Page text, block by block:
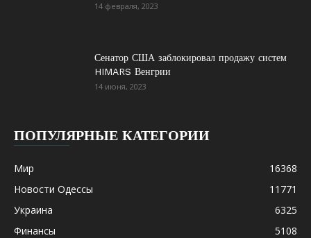
14 февраля, 2023
Сенатор США заблокировал продажу систем
HIMARS Венгрии
14 июня, 2023
ПОПУЛЯРНЫЕ КАТЕГОРИИ
Мир
16368
Новости Одессы
11771
Украина
6325
Финансы
5108